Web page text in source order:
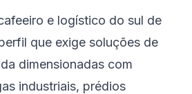
e logístico do sul de
que exige soluções de
dimensionadas com
industriais, prédios